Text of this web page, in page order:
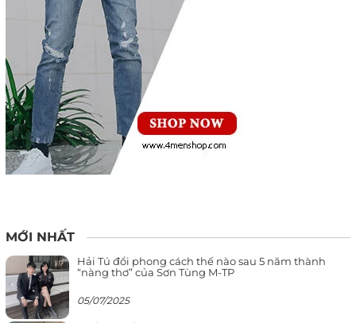
MỚI NHẤT
Hải Tú đổi phong cách thế nào sau 5 năm thành
“nàng thơ” của Sơn Tùng M-TP
05/07/2025